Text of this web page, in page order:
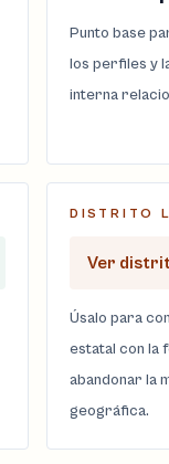
Punto base
los perfiles y
interna
DISTRITO
Ver
Úsalo para
estatal con la
abandonar la
geográfica.